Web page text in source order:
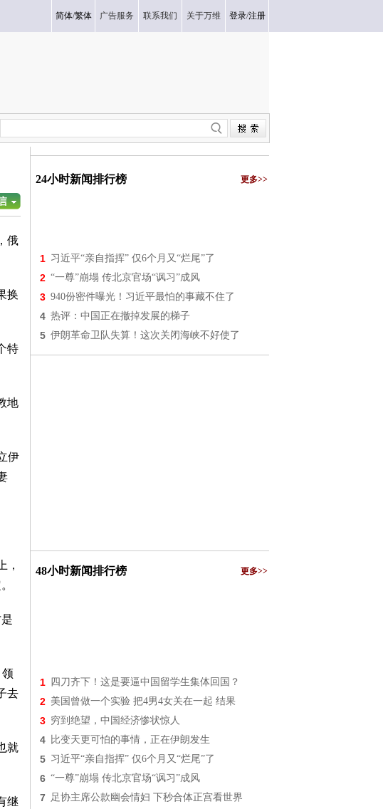
简体/繁体 广告服务 联系我们 关于万维 登录/注册
俄
换
特
地
伊
，
去
就
继
24小时新闻排行榜 更多>>
1 习近平“亲自指挥” 仅6个月又“烂尾”了
2 “一尊”崩塌 传北京官场“讽习”成风
3 940份密件曝光！习近平最怕的事藏不住了
4 热评：中国正在撤掉发展的梯子
5 伊朗革命卫队失算！这次关闭海峡不好使了
48小时新闻排行榜 更多>>
1 四刀齐下！这是要逼中国留学生集体回国？
2 美国曾做一个实验 把4男4女关在一起 结果
3 穷到绝望，中国经济惨状惊人
4 比变天更可怕的事情，正在伊朗发生
5 习近平“亲自指挥” 仅6个月又“烂尾”了
6 “一尊”崩塌 传北京官场“讽习”成风
7 足协主席公款幽会情妇 下秒合体正宫看世界